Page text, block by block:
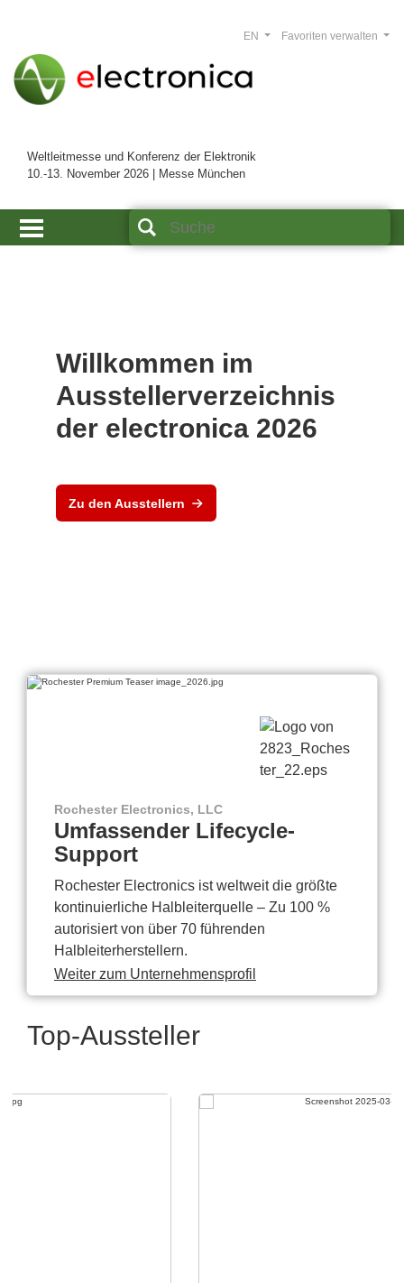
Weltleitmesse und Konferenz der Elektronik
10.-13. November 2026 | Messe München
Favoriten verwalten
EN
Willkommen im
Ausstellerverzeichnis
der electronica 2026
Zu den Ausstellern
Rochester Electronics, LLC
Umfassender Lifecycle-
Support
Rochester Electronics ist weltweit die größte
kontinuierliche Halbleiterquelle – Zu 100 %
autorisiert von über 70 führenden
Halbleiterherstellern.
Weiter zum Unternehmensprofil
Top-Aussteller